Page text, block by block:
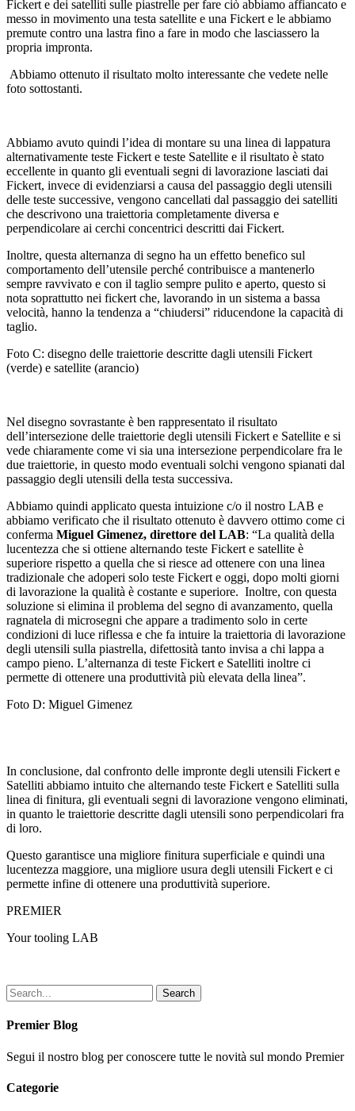
Fickert e dei satelliti sulle piastrelle per fare ciò abbiamo affiancato e
messo in movimento una testa satellite e una Fickert e le abbiamo
premute contro una lastra fino a fare in modo che lasciassero la
propria impronta.
Abbiamo ottenuto il risultato molto interessante che vedete nelle
foto sottostanti.
Abbiamo avuto quindi l’idea di montare su una linea di lappatura
alternativamente teste Fickert e teste Satellite e il risultato è stato
eccellente in quanto gli eventuali segni di lavorazione lasciati dai
Fickert, invece di evidenziarsi a causa del passaggio degli utensili
delle teste successive, vengono cancellati dal passaggio dei satelliti
che descrivono una traiettoria completamente diversa e
perpendicolare ai cerchi concentrici descritti dai Fickert.
Inoltre, questa alternanza di segno ha un effetto benefico sul
comportamento dell’utensile perché contribuisce a mantenerlo
sempre ravvivato e con il taglio sempre pulito e aperto, questo si
nota soprattutto nei fickert che, lavorando in un sistema a bassa
velocità, hanno la tendenza a “chiudersi” riducendone la capacità di
taglio.
Foto C: disegno delle traiettorie descritte dagli utensili Fickert
(verde) e satellite (arancio)
Nel disegno sovrastante è ben rappresentato il risultato
dell’intersezione delle traiettorie degli utensili Fickert e Satellite e si
vede chiaramente come vi sia una intersezione perpendicolare fra le
due traiettorie, in questo modo eventuali solchi vengono spianati dal
passaggio degli utensili della testa successiva.
Abbiamo quindi applicato questa intuizione c/o il nostro LAB e
abbiamo verificato che il risultato ottenuto è davvero ottimo come ci
conferma Miguel Gimenez, direttore del LAB: “La qualità della
lucentezza che si ottiene alternando teste Fickert e satellite è
superiore rispetto a quella che si riesce ad ottenere con una linea
tradizionale che adoperi solo teste Fickert e oggi, dopo molti giorni
di lavorazione la qualità è costante e superiore. Inoltre, con questa
soluzione si elimina il problema del segno di avanzamento, quella
ragnatela di microsegni che appare a tradimento solo in certe
condizioni di luce riflessa e che fa intuire la traiettoria di lavorazione
degli utensili sulla piastrella, difettosità tanto invisa a chi lappa a
campo pieno. L’alternanza di teste Fickert e Satelliti inoltre ci
permette di ottenere una produttività più elevata della linea”.
Foto D: Miguel Gimenez
In conclusione, dal confronto delle impronte degli utensili Fickert e
Satelliti abbiamo intuito che alternando teste Fickert e Satelliti sulla
linea di finitura, gli eventuali segni di lavorazione vengono eliminati,
in quanto le traiettorie descritte dagli utensili sono perpendicolari fra
di loro.
Questo garantisce una migliore finitura superficiale e quindi una
lucentezza maggiore, una migliore usura degli utensili Fickert e ci
permette infine di ottenere una produttività superiore.
PREMIER
Your tooling LAB
Search
Premier Blog
Segui il nostro blog per conoscere tutte le novità sul mondo Premier
Categorie